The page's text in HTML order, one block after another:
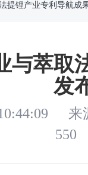
提锂产业专利导航成
与萃取
发
来
550